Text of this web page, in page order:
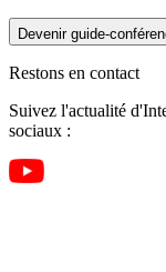
Devenir guide-
Restons en contact
Suivez l'actualité
sociaux :